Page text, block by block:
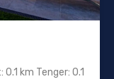
km Tenger: 0.1